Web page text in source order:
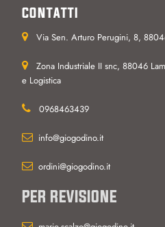
CONTATTI
Via Sen. Arturo Perugini, 8,
Zona Industriale II snc, 88046
e Logistica
0968463439
info@giogodino.it
ordini@giogodino.it
PER REVISIONE